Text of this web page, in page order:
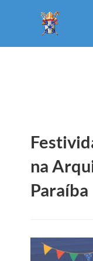
na
Paraíba